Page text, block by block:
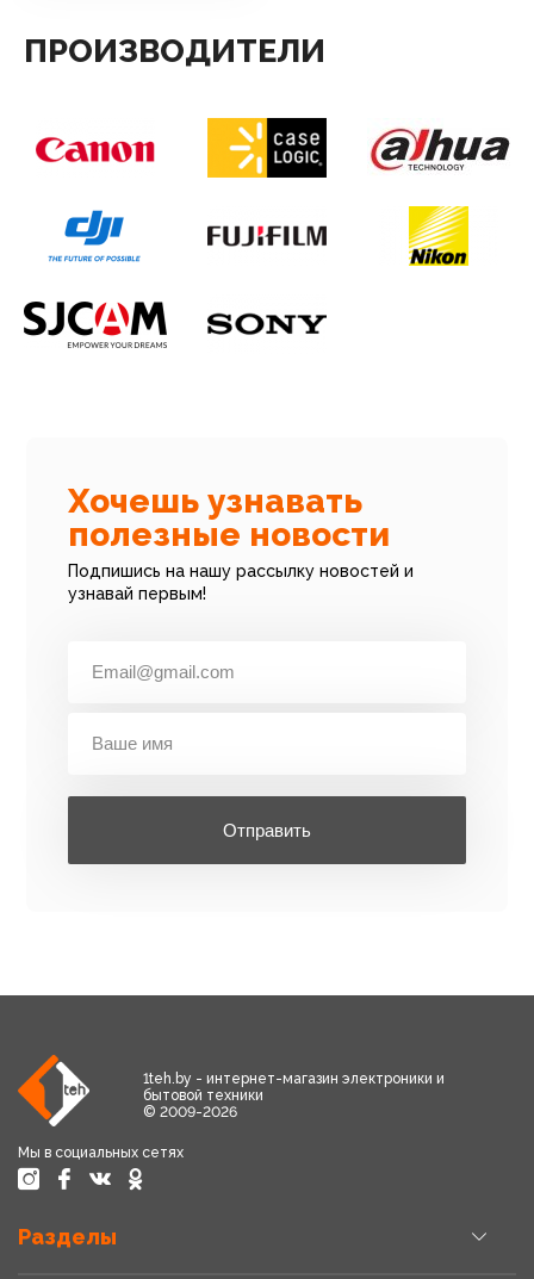
ПРОИЗВОДИТЕЛИ
Хочешь узнавать
полезные новости
Подпишись на нашу рассылку новостей и
узнавай первым!
Отправить
1teh.by - интернет-магазин электроники и
бытовой техники
© 2009-2026
Мы в социальных сетях
Разделы